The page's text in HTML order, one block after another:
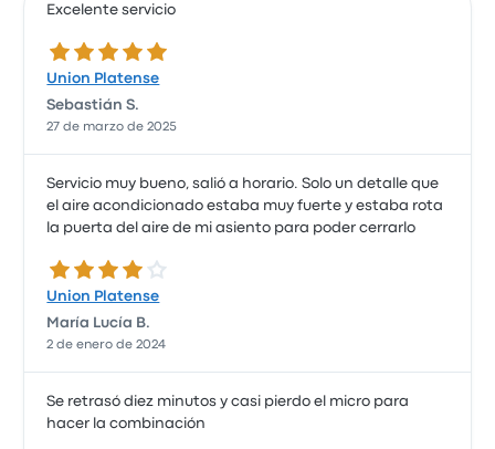
Excelente servicio
5.0 de 5 estrellas
Union Platense
Sebastián S.
27 de marzo de 2025
Servicio muy bueno, salió a horario. Solo un detalle que
el aire acondicionado estaba muy fuerte y estaba rota
la puerta del aire de mi asiento para poder cerrarlo
4.0 de 5 estrellas
Union Platense
María Lucía B.
2 de enero de 2024
Se retrasó diez minutos y casi pierdo el micro para
hacer la combinación